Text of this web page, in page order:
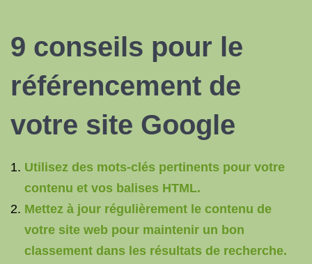
9 conseils pour le
référencement de
votre site Google
Utilisez des mots-clés pertinents pour votre
contenu et vos balises HTML.
Mettez à jour régulièrement le contenu de
votre site web pour maintenir un bon
classement dans les résultats de recherche.